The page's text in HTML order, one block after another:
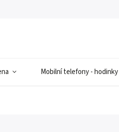
Mobilní telefony -